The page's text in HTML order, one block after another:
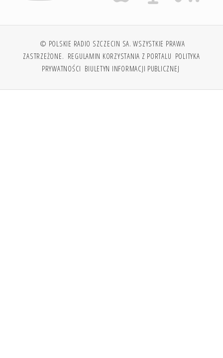
© POLSKIE RADIO SZCZECIN SA. WSZYSTKIE PRAWA
ZASTRZEŻONE. REGULAMIN KORZYSTANIA Z PORTALU POLITYKA
PRYWATNOŚCI BIULETYN INFORMACJI PUBLICZNEJ